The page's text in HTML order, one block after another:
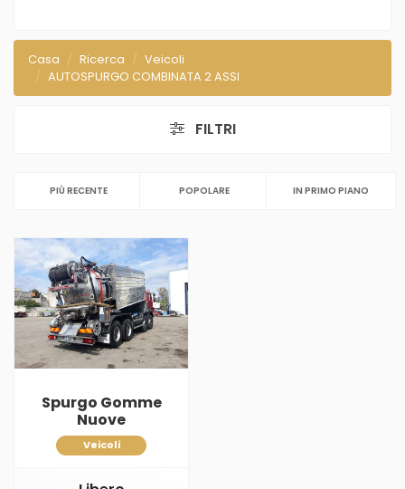
Casa Ricerca
Veicoli
AUTOSPURGO COMBINATA 2 ASSI
FILTRI
PIÙ RECENTE POPOLARE IN PRIMO PIANO
Spurgo Gomme
Nuove
Veicoli